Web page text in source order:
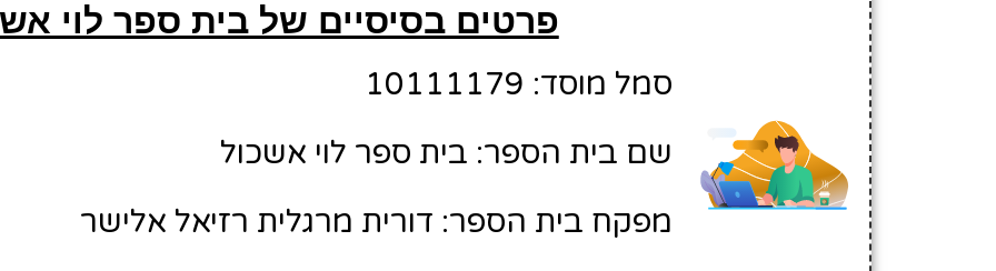
פרטים בסיסיים של בית ספר לוי
סמל מוסד: 10111179
שם בית הספר: בית ספר לוי אשכול
מפקח בית הספר: דורית מרגלית רזיאל אלישר